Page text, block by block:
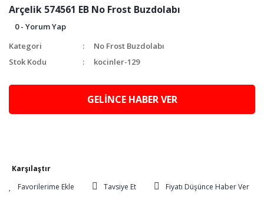
Arçelik 574561 EB No Frost Buzdolabı
0 - Yorum Yap
Kategori
No Frost Buzdolabı
Stok Kodu
kocinler-129
GELİNCE HABER VER
Karşılaştır
Tavsiye Et
Fiyatı Düşünce Haber Ver